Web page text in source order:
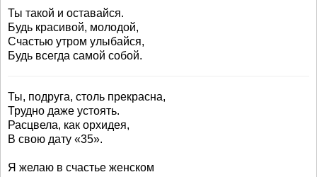
Ты такой и оставайся.
Будь красивой, молодой,
Счастью утром улыбайся,
Будь всегда самой собой.
Ты, подруга, столь прекрасна,
Трудно даже устоять.
Расцвела, как орхидея,
В свою дату «35».
Я желаю в счастье женском